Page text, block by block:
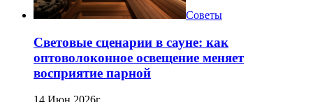
Советы
Световые сценарии в сауне: как
оптоволоконное освещение меняет
восприятие парной